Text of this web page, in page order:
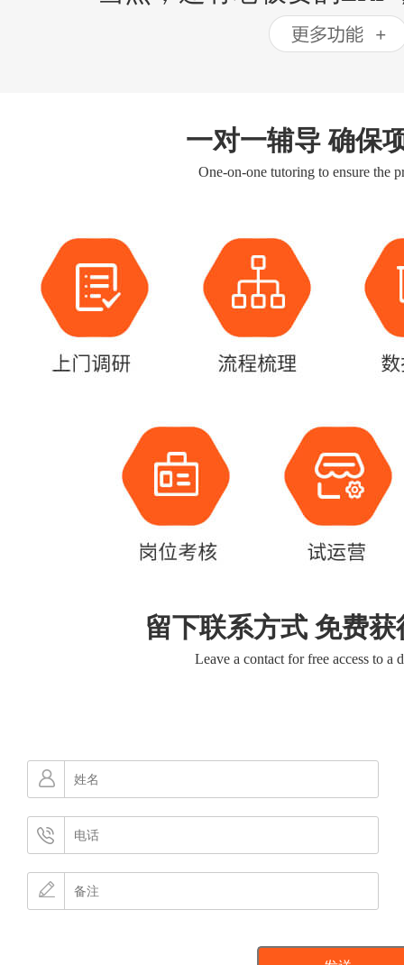
一对一辅导 确保
One-on-one tutoring to ensure the
留下联系方式 免费
Leave a contact for free access to a